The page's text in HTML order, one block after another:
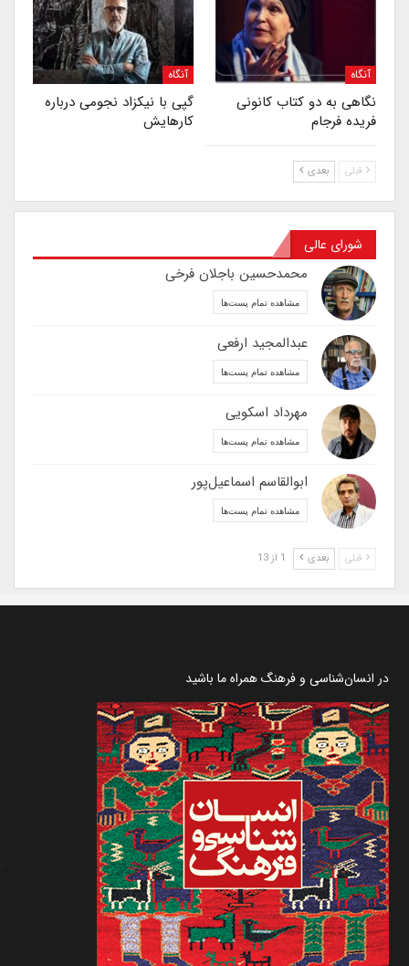
آنگاه
نگاهی به دو کتاب کانونی
فریده فرجام
آنگاه
گپی با نیکزاد نجومی درباره‌
کارهایش
قبلی بعدی
شورای عالی
محمدحسین باجلان فرخی
مشاهده تمام پست‌ها
عبدالمجید ارفعی
مشاهده تمام پست‌ها
مهرداد اسکویی
مشاهده تمام پست‌ها
ابوالقاسم اسماعیل‌پور
مشاهده تمام پست‌ها
قبلی بعدی
در انسان‌شناسی و فرهنگ همراه ما باشید